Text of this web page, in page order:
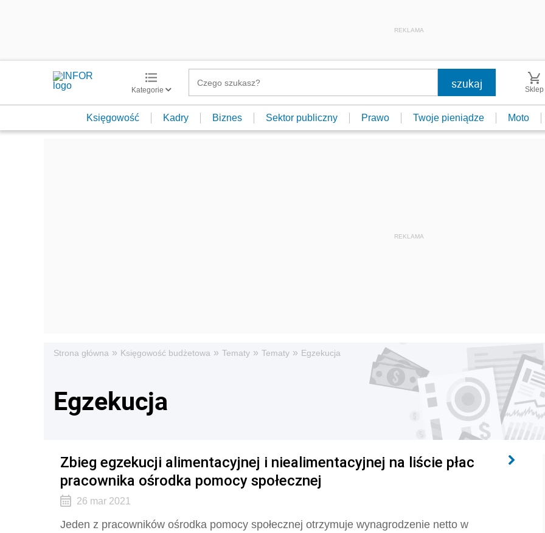
REKLAMA
Kategorie Sklep
Księgowość Kadry Biznes Sektor publiczny Prawo Twoje pieniądze Moto
Strona główna » Księgowość budżetowa » Tematy » Tematy » Egzekucja
Egzekucja
Zbieg egzekucji alimentacyjnej i niealimentacyjnej na liście płac
pracownika ośrodka pomocy społecznej
26 mar 2021
Jeden z pracowników ośrodka pomocy społecznej otrzymuje wynagrodzenie netto w